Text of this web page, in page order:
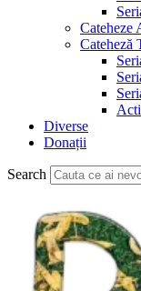
Cateheze
Cateheză
Diverse
Donații
Search